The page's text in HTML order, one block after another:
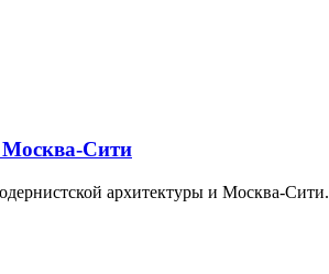
Москва-Сити
архитектуры и Москва-Сити.